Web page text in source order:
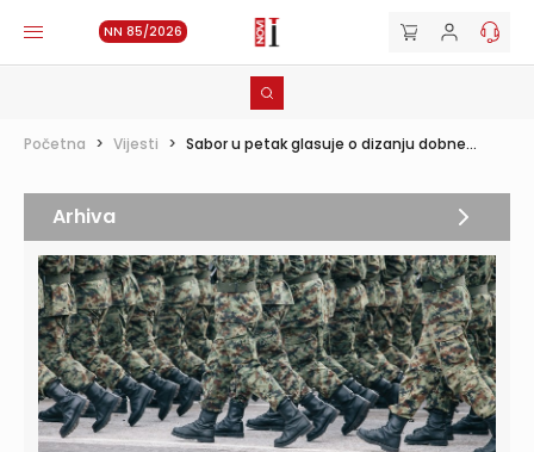
NN 85/2026
Početna > Vijesti > Sabor u petak glasuje o dizanju dobne...
Arhiva